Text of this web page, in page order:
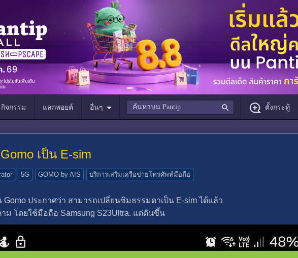
กิจกรรม แลกพอยต์ อื่นๆ ตั้งกระทู้
เป็น E-sim
5G GOMO by AIS บริการเสริมเครือข่ายโทรศัพท์มือถือ
Gomo ประกาศว่า สามารถเปลี่ยนซิมธรรมดาเป็น E-sim ได้แล้ว
ม โดยใช้มือถือ Samsung S23Ultra. แต่ดันขึ้น